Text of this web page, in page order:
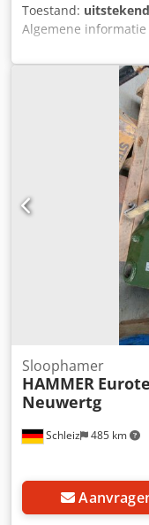
Toestand:
Algemene informatie
Sdtspfx Abyswa
Functioneel
markering: ja
eigenaren: 1
zeer goed Overige
machines: 19 - 32 t
160-180 bar
Slagfrequentie: 320-
van productie: DE
Ö. Inalkac voor
Schleiz 485 km
Sloophamer
HAMMER
Neuwertg